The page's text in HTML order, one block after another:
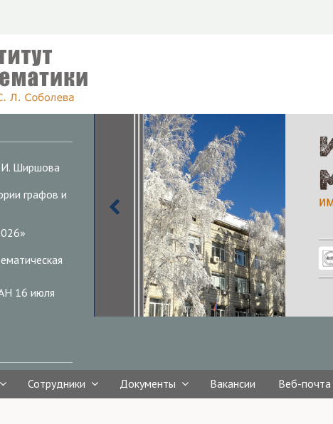
И. Ширшова
графов и
16 июля
Сотрудники Документы Вакансии Веб-почта